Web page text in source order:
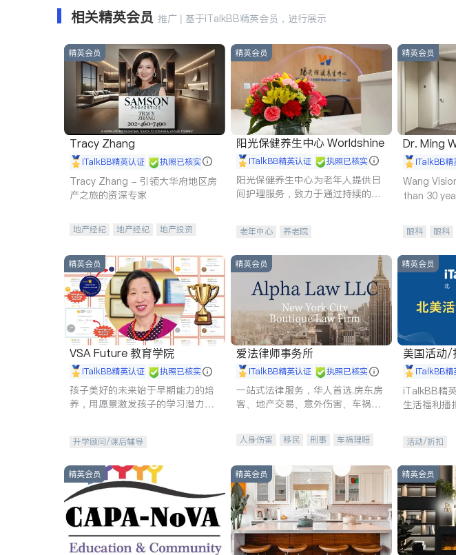
相关精英会员 推广 | 基于iTalkBB精英会员，进行展示
精英会员
Tracy Zhang
iTalkBB精英认证 执照已核实
Tracy Zhang - 引领大华府地区房
产之旅的资深专家
地产经纪 地产经纪
地产投资
精英会员
阳光保健养生中心 Worldshine
iTalkBB精英认证 执照已核实
阳光保健养生中心为老年人提供日
间护理服务，致力于通过持续的护
老年中心 养老院
精英会员
Dr. Ming
iTalkBB精
Wang
than 30
眼科 眼科
精英会员
VSA Future 教育学院
iTalkBB精英认证 执照已核实
孩子美好的未来始于早期能力的培
养，用愿景激发孩子的学习潜力和
升学顾问/课后辅导
精英会员
爱法律师事务所
iTalkBB精英认证 执照已核实
一站式法律服务，华人首选.房东房
客、地产交易、意外伤害、车祸重
人身伤害 移民 刑事
车祸理赔
商标注册
索赔 律师-其它 保释
精英会员
美国活动/
iTalkBB精
iTalkBB精
生活福利播
活动/折扣
精英会员 精英会员 精英会员